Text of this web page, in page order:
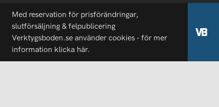
Med reservation för prisförändringar,
slutförsäljning & felpublicering
Verktygsboden.se använder cookies - för mer
information klicka här.